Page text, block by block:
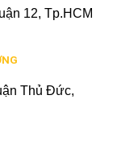
12, Tp.HCM
Thủ Đức,